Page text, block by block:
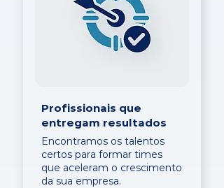
Profissionais que
entregam resultados
Encontramos os talentos
certos para formar times
que aceleram o crescimento
da sua empresa.